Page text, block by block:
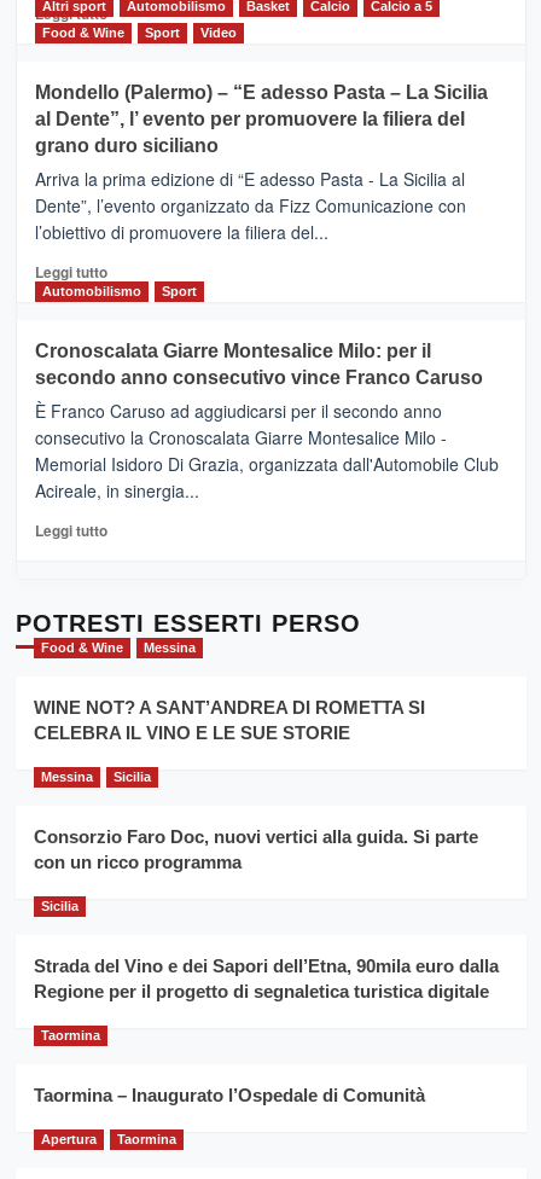
del
territorio,
e
messaggi
di
Leggi tuttoLeggi
di
CASTIGLIONE
DI
SICILIA
(Ct)
–
Il
Borgo
Gusto,
il
tra
sapori
vicoli
medievali
Altri sport Automobilismo Basket Calcio
Calcio a 5
Food & Wine
Sport Video
Mondello (Palermo) – “E adesso Pasta – La Sicilia
al Dente”, l’ evento per promuovere la filiera del
grano duro siciliano
Arriva la prima edizione di “E adesso Pasta - La Sicilia al
Dente”, l’evento organizzato da Fizz Comunicazione con
l’obiettivo di promuovere la filiera del...
Leggi tuttoLeggi
di
Mondello
(Palermo)
–
“E
adesso
Pasta
–
Sicilia
l’
evento
per
la
filiera
grano
Automobilismo Sport
Cronoscalata Giarre Montesalice Milo: per il
secondo anno consecutivo vince Franco Caruso
È Franco Caruso ad aggiudicarsi per il secondo anno
consecutivo la Cronoscalata Giarre Montesalice Milo -
Memorial Isidoro Di Grazia, organizzata dall'Automobile Club
Acireale, in sinergia...
Leggi tuttoLeggi
Cronoscalata
Giarre
Montesalice
per
il
anno
Franco
Caruso
POTRESTI ESSERTI PERSO
Food & Wine Messina
WINE NOT? A SANT’ANDREA DI ROMETTA SI
CELEBRA IL VINO E LE SUE STORIE
Messina Sicilia
Consorzio Faro Doc, nuovi vertici alla guida. Si parte
con un ricco programma
Sicilia
Strada del Vino e dei Sapori dell’Etna, 90mila euro dalla
Regione per il progetto di segnaletica turistica digitale
Taormina
Taormina – Inaugurato l’Ospedale di Comunità
Apertura Taormina